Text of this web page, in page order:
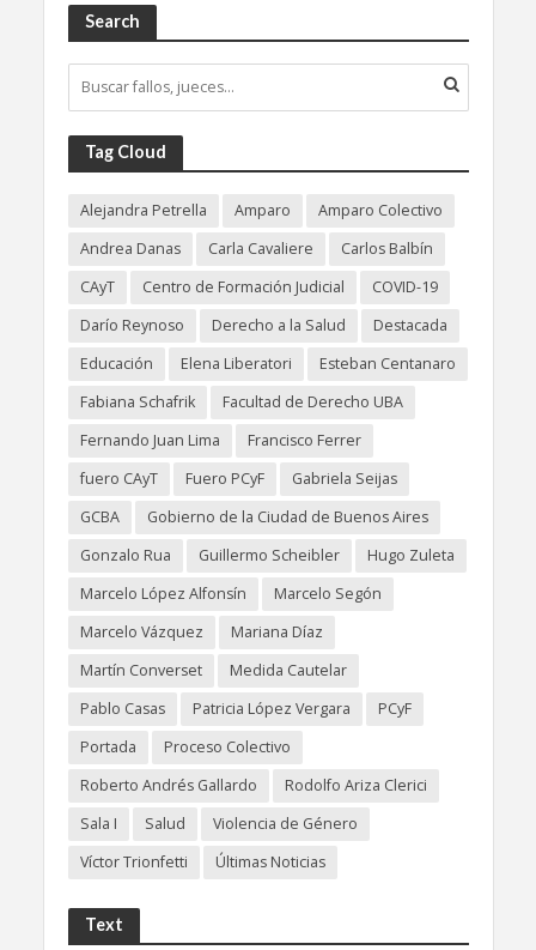
Search
Tag Cloud
Alejandra Petrella Amparo
Amparo Colectivo
Andrea Danas
Carla Cavaliere
Carlos Balbín
CAyT
Centro de Formación Judicial
COVID-19
Darío Reynoso
Derecho a la Salud
Destacada
Educación
Elena Liberatori
Esteban Centanaro
Fabiana Schafrik
Facultad de Derecho UBA
Fernando Juan Lima
Francisco Ferrer
fuero CAyT
Fuero PCyF
Gabriela Seijas
GCBA
Gobierno de la Ciudad de Buenos Aires
Gonzalo Rua
Guillermo Scheibler
Hugo Zuleta
Marcelo López Alfonsín
Marcelo Segón
Marcelo Vázquez
Mariana Díaz
Martín Converset
Medida Cautelar
Pablo Casas
Patricia López Vergara
PCyF
Portada
Proceso Colectivo
Roberto Andrés Gallardo
Rodolfo Ariza Clerici
Sala I
Salud
Violencia de Género
Víctor Trionfetti
Últimas Noticias
Text